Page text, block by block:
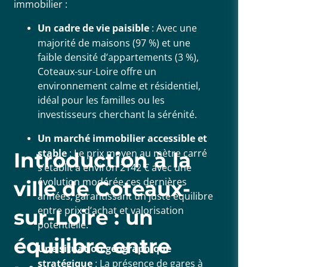
immobilier :
Un cadre de vie paisible : Avec une
majorité de maisons (97 %) et une
faible densité d’appartements (3 %),
Coteaux-sur-Loire offre un
environnement calme et résidentiel,
idéal pour les familles ou les
investisseurs cherchant la sérénité.
Un marché immobilier accessible et
stable : Le prix moyen au mètre carré
s’établit à environ 2142 € avec une
évolution modérée ces dernières
années, garantissant un juste équilibre
entre prix d’achat et valorisation
potentielle.
Une situation géographique
stratégique : La présence de gares à
Introduction à la
ville de Coteaux-
sur-Loire : un
équilibre entre